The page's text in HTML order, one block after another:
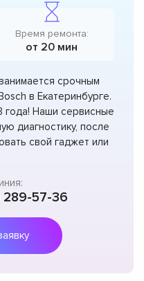
Время ремонта:
от 20 мин
срочным
в Екатеринбурге.
года! Наши сервисные
диагностику, после
свой гаджет или
289-57-36
заявку